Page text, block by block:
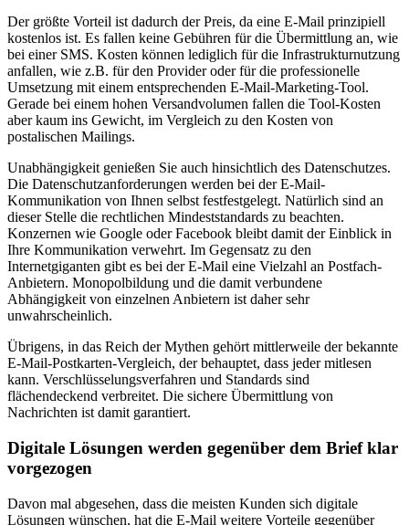
Der größte Vorteil ist dadurch der Preis, da eine E-Mail prinzipiell
kostenlos ist. Es fallen keine Gebühren für die Übermittlung an, wie
bei einer SMS. Kosten können lediglich für die Infrastrukturnutzung
anfallen, wie z.B. für den Provider oder für die professionelle
Umsetzung mit einem entsprechenden E-Mail-Marketing-Tool.
Gerade bei einem hohen Versandvolumen fallen die Tool-Kosten
aber kaum ins Gewicht, im Vergleich zu den Kosten von
postalischen Mailings.
Unabhängigkeit genießen Sie auch hinsichtlich des Datenschutzes.
Die Datenschutzanforderungen werden bei der E-Mail-
Kommunikation von Ihnen selbst festfestgelegt. Natürlich sind an
dieser Stelle die rechtlichen Mindeststandards zu beachten.
Konzernen wie Google oder Facebook bleibt damit der Einblick in
Ihre Kommunikation verwehrt. Im Gegensatz zu den
Internetgiganten gibt es bei der E-Mail eine Vielzahl an Postfach-
Anbietern. Monopolbildung und die damit verbundene
Abhängigkeit von einzelnen Anbietern ist daher sehr
unwahrscheinlich.
Übrigens, in das Reich der Mythen gehört mittlerweile der bekannte
E-Mail-Postkarten-Vergleich, der behauptet, dass jeder mitlesen
kann. Verschlüsselungsverfahren und Standards sind
flächendeckend verbreitet. Die sichere Übermittlung von
Nachrichten ist damit garantiert.
Digitale Lösungen werden gegenüber dem Brief klar
vorgezogen
Davon mal abgesehen, dass die meisten Kunden sich digitale
Lösungen wünschen, hat die E-Mail weitere Vorteile gegenüber